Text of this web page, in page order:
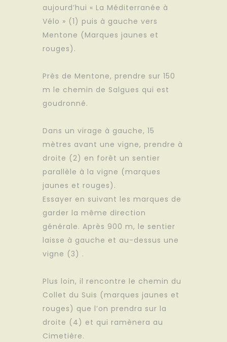
aujourd’hui « La Méditerranée à
Vélo » (1) puis à gauche vers
Mentone (Marques jaunes et
rouges).
Près de Mentone, prendre sur 150
m le chemin de Salgues qui est
goudronné.
Dans un virage à gauche, 15
mètres avant une vigne, prendre à
droite (2) en forêt un sentier
parallèle à la vigne (marques
jaunes et rouges).
Essayer en suivant les marques de
garder la même direction
générale. Après 900 m, le sentier
laisse à gauche et au-dessus une
vigne (3) .
Plus loin, il rencontre le chemin du
Collet du Suis (marques jaunes et
rouges) que l’on prendra sur la
droite (4) et qui ramènera au
Cimetière.